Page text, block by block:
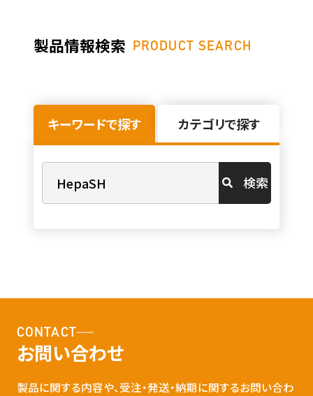
製品情報検索 PRODUCT SEARCH
キーワードで探す カテゴリで探す
検索
CONTACT
お問い合わせ
製品に関する内容や、受注・発送・納期に関するお問い合わ